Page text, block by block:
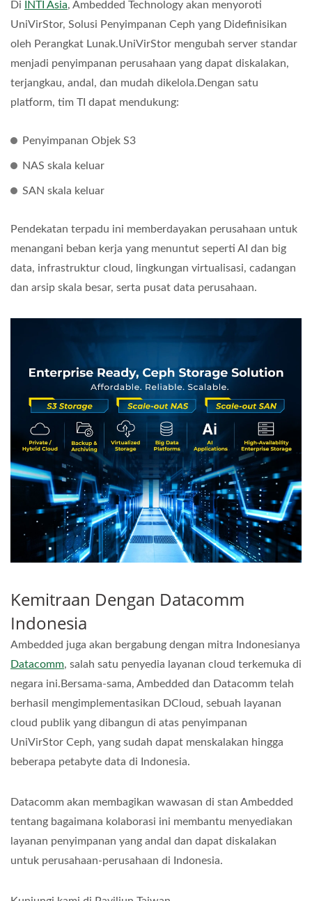
Di INTI Asia, Ambedded Technology akan menyoroti
UniVirStor, Solusi Penyimpanan Ceph yang Didefinisikan
oleh Perangkat Lunak.UniVirStor mengubah server standar
menjadi penyimpanan perusahaan yang dapat diskalakan,
terjangkau, andal, dan mudah dikelola.Dengan satu
platform, tim TI dapat mendukung:
Penyimpanan Objek S3
NAS skala keluar
SAN skala keluar
Pendekatan terpadu ini memberdayakan perusahaan untuk
menangani beban kerja yang menuntut seperti AI dan big
data, infrastruktur cloud, lingkungan virtualisasi, cadangan
dan arsip skala besar, serta pusat data perusahaan.
Kemitraan Dengan Datacomm
Indonesia
Ambedded juga akan bergabung dengan mitra Indonesianya
Datacomm, salah satu penyedia layanan cloud terkemuka di
negara ini.Bersama-sama, Ambedded dan Datacomm telah
berhasil mengimplementasikan DCloud, sebuah layanan
cloud publik yang dibangun di atas penyimpanan
UniVirStor Ceph, yang sudah dapat menskalakan hingga
beberapa petabyte data di Indonesia.
Datacomm akan membagikan wawasan di stan Ambedded
tentang bagaimana kolaborasi ini membantu menyediakan
layanan penyimpanan yang andal dan dapat diskalakan
untuk perusahaan-perusahaan di Indonesia.